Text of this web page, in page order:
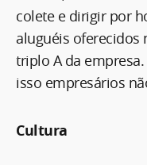
colete e dirigir por
aluguéis
triplo A da
isso empresários
Cultura